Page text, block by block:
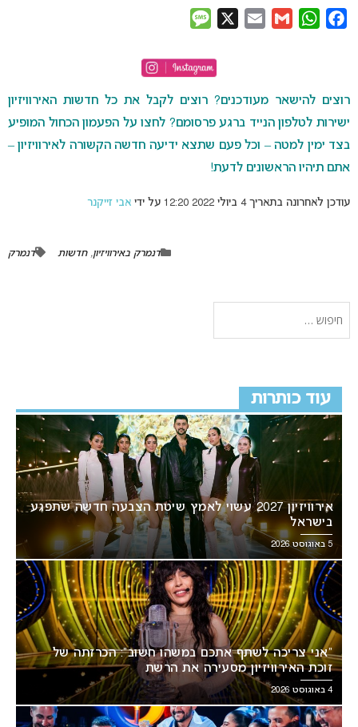
Facebook
WhatsApp
Gmail
Email
רוצים להישאר מעודכנים? רוצים לקבל את כל חדשות האירוויזיון
ישירות לטלפון הנייד ברגע פרסומם? לחצו על הפעמון הכחול המופיע
בצד ימין למטה – וכל פעם שתצא ידיעה חדשה הקשורה לאירוויזיון –
אתם תיהיו הראשונים לדעת!
עודכן לאחרונה בתאריך 4 ביולי 2022 12:20 על ידי אבי זייקנר
דנמרק באירוויזיון,חדשות דנמרק
עוד כותרות
אירוויזיון 2027 עשוי לאמץ שיטת הצבעה חדשה שתפגע
בישראל
5 באוגוסט 2026
“אני צריכה לשתף אתכם במשהו חשוב”: הכרזתה של
זוכת האירוויזיון מסעירה את הרשת
4 באוגוסט 2026